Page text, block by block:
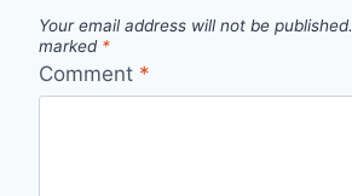
Your email address will not be published.
marked *
Comment *